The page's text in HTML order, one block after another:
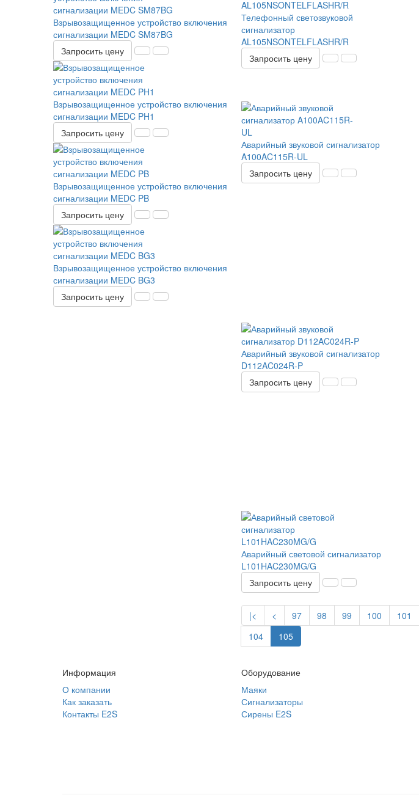
Взрывозащищенное устройство включения
сигнализации MEDC SM87BG
Запросить цену
Взрывозащищенное устройство включения
сигнализации MEDC PH1
Запросить цену
Взрывозащищенное устройство включения
сигнализации MEDC PB
Запросить цену
Взрывозащищенное устройство включения
сигнализации MEDC BG3
Запросить цену
Телефонный светозвуковой
сигнализатор
AL105NSONTELFLASHR/R
Запросить цену
Аварийный звуковой сигнализатор
A100AC115R-UL
Запросить цену
Аварийный звуковой сигнализатор
D112AC024R-P
Запросить цену
Аварийный световой сигнализатор
L101HAC230MG/G
Запросить цену
|< < 97 98 99 100 101
104
105
Информация
О компании
Как заказать
Контакты E2S
Оборудование
Маяки
Сигнализаторы
Сирены E2S